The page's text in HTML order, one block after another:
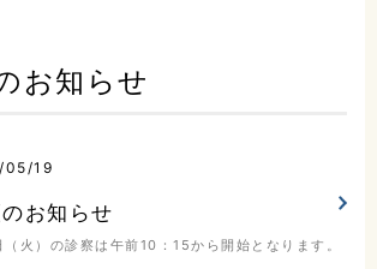
お知らせ
05/19
お知らせ
火）の診察は午前10：15から開始となります。